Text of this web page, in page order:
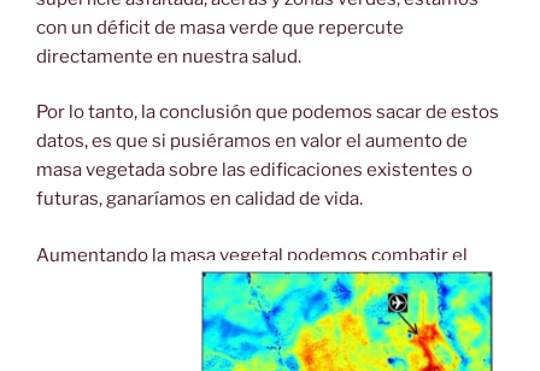
con un déficit de masa verde que repercute
directamente en nuestra salud.
Por lo tanto, la conclusión que podemos sacar de estos
datos, es que si pusiéramos en valor el aumento de
masa vegetada sobre las edificaciones existentes o
futuras, ganaríamos en calidad de vida.
Aumentando la masa vegetal podemos combatir el